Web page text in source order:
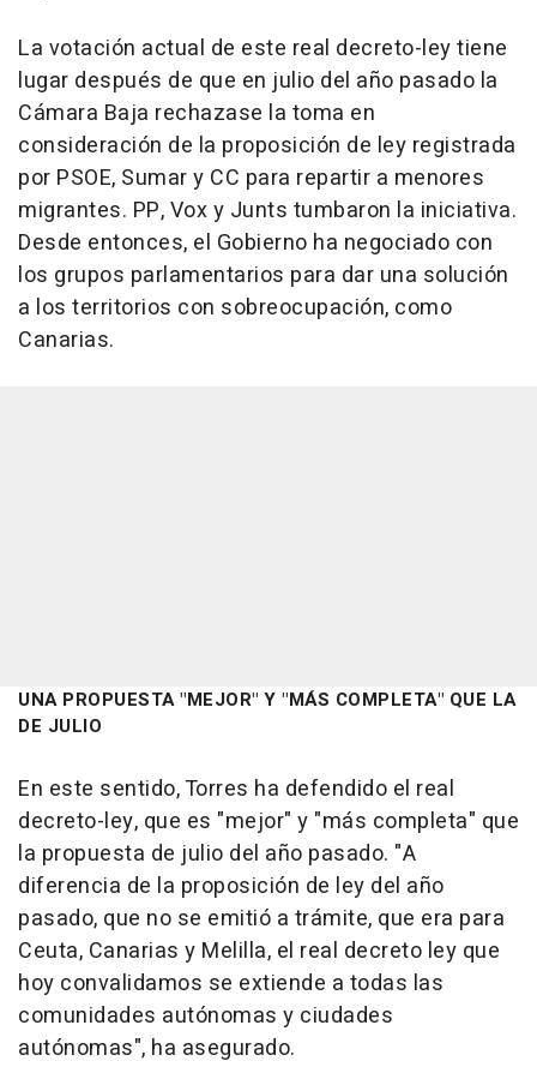
La votación actual de este real decreto-ley tiene
lugar después de que en julio del año pasado la
Cámara Baja rechazase la toma en
consideración de la proposición de ley registrada
por PSOE, Sumar y CC para repartir a menores
migrantes. PP, Vox y Junts tumbaron la iniciativa.
Desde entonces, el Gobierno ha negociado con
los grupos parlamentarios para dar una solución
a los territorios con sobreocupación, como
Canarias.
UNA PROPUESTA "MEJOR" Y "MÁS COMPLETA" QUE LA
DE JULIO
En este sentido, Torres ha defendido el real
decreto-ley, que es "mejor" y "más completa" que
la propuesta de julio del año pasado. "A
diferencia de la proposición de ley del año
pasado, que no se emitió a trámite, que era para
Ceuta, Canarias y Melilla, el real decreto ley que
hoy convalidamos se extiende a todas las
comunidades autónomas y ciudades
autónomas", ha asegurado.